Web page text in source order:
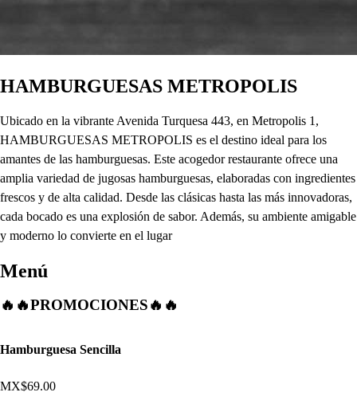
HAMBURGUESAS METROPOLIS
Ubicado en la vibrante Avenida Turquesa 443, en Metropolis 1,
HAMBURGUESAS METROPOLIS es el destino ideal para los
amantes de las hamburguesas. Este acogedor restaurante ofrece una
amplia variedad de jugosas hamburguesas, elaboradas con ingredientes
frescos y de alta calidad. Desde las clásicas hasta las más innovadoras,
cada bocado es una explosión de sabor. Además, su ambiente amigable
y moderno lo convierte en el lugar
Menú
🔥🔥PROMOCIONES🔥🔥
Hamburguesa Sencilla
MX$69.00